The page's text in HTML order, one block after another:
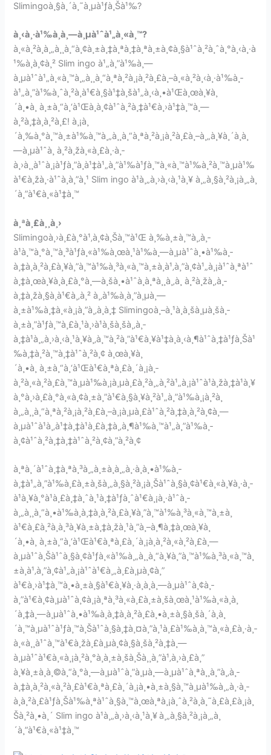
Slimingoà¸§à¸´à¸˜à¸µà¹ƒà¸Šà¹‰?
à¸‹à¸·à¹‰à¸­à¸—à¸µà¹ˆà¹„à¸«à¸™?
à¸«à¸²à¸à¸„à¸¸à¸“à¸¢à¸±à¸‡à¸ªà¸‡à¸ªà¸±à¸¢à¸§à¹ˆà¸²à¸ˆà¸°à¸‹à¸·à
¹‰à¸­à¸¢à¸² Slim ingo à¹„à¸”à¹‰à¸—
à¸µà¹ˆà¹„à¸«à¸™à¸„à¸¸à¸“à¸ªà¸²à¸¡à¸²à¸£à¸–à¸«à¸²à¸‹à¸·à¹‰à¸­
à¹„à¸”à¹‰à¸ˆà¸²à¸à¹€à¸§à¹‡à¸šà¹„à¸‹à¸•à¹Œà¸œà¸¥à¸
´à¸•à¸ à¸±à¸“à¸‘à¹Œà¸­à¸¢à¹ˆà¸²à¸‡à¹€à¸›à¹‡à¸™à¸—
à¸²à¸‡à¸à¸²à¸£! à¸¡à¸
´à¸‰à¸°à¸™à¸±à¹‰à¸™à¸„à¸¸à¸“à¸ªà¸²à¸¡à¸²à¸£à¸–à¸„à¸¥à¸´à¸à¸
—à¸µà¹ˆà¸ à¸²à¸žà¸«à¸£à¸·à¸­
à¸›à¸¸à¹ˆà¸¡à¹ƒà¸”à¸à¹‡à¹„à¸”à¹‰à¹ƒà¸™à¸«à¸™à¹‰à¸²à¸™à¸µà¹‰
à¹€à¸žà¸·à¹ˆà¸­à¸”à¸¹ Slim ingo à¹à¸„à¸›à¸‹à¸¹à¸¥ à¸„à¸§à¸²à¸¡à¸„à¸
´à¸”à¹€à¸«à¹‡à¸™
à¸ªà¸£à¸¸à¸›
Slimingoà¸›à¸£à¸°à¹‚à¸¢à¸Šà¸™à¹Œ à¸‰à¸±à¸™à¸‚à¸­
à¹à¸™à¸°à¸™à¸³à¹ƒà¸«à¹‰à¸œà¸¹à¹‰à¸—à¸µà¹ˆà¸•à¹‰à¸­
à¸‡à¸à¸²à¸£à¸¥à¸”à¸™à¹‰à¸³à¸«à¸™à¸±à¸à¹‚à¸”à¸¢à¹„à¸¡à¹ˆà¸ªà¹ˆ
à¸‡à¸œà¸¥à¸à¸£à¸°à¸—à¸šà¸•à¹ˆà¸­à¸ªà¸¸à¸‚à¸ à¸²à¸žà¸‚à¸­
à¸‡à¸žà¸§à¸à¹€à¸‚à¸² à¸‚à¹‰à¸­à¸”à¸µà¸—
à¸±à¹‰à¸‡à¸«à¸¡à¸”à¸‚à¸­à¸‡ Slimingoà¸–à¸¹à¸à¸šà¸µà¸šà¸­
à¸±à¸”à¹ƒà¸™à¸£à¸¹à¸›à¹à¸šà¸šà¸‚à¸­
à¸‡à¹à¸„à¸›à¸‹à¸¹à¸¥à¸‚à¸™à¸²à¸”à¹€à¸¥à¹‡à¸à¸‹à¸¶à¹ˆà¸‡à¹ƒà¸Šà¹
‰à¸‡à¸²à¸™à¸‡à¹ˆà¸²à¸¢ à¸œà¸¥à¸
´à¸•à¸ à¸±à¸“à¸‘à¹Œà¹€à¸ªà¸£à¸´à¸¡à¸­
à¸²à¸«à¸²à¸£à¸™à¸µà¹‰à¸¡à¸µà¸£à¸²à¸„à¸²à¹„à¸¡à¹ˆà¹à¸žà¸‡à¹à¸¥
à¸°à¸›à¸£à¸°à¸«à¸¢à¸±à¸”à¹€à¸§à¸¥à¸²à¹„à¸”à¹‰à¸¡à¸²à¸
à¸„à¸¸à¸“à¸ªà¸²à¸¡à¸²à¸£à¸–à¸¡à¸µà¸£à¹ˆà¸²à¸‡à¸à¸²à¸¢à¸—
à¸µà¹ˆà¹à¸‚à¹‡à¸‡à¹à¸£à¸‡à¸‚à¸¶à¹‰à¸™à¹„à¸”à¹‰à¸­
à¸¢à¹ˆà¸²à¸‡à¸‡à¹ˆà¸²à¸¢à¸”à¸²à¸¢
à¸ªà¸´à¹ˆà¸‡à¸ªà¸³à¸„à¸±à¸à¸„à¸·à¸­à¸•à¹‰à¸­
à¸‡à¹„à¸”à¹‰à¸£à¸±à¸šà¸„à¸§à¸²à¸¡à¸Šà¹ˆà¸§à¸¢à¹€à¸«à¸¥à¸·à¸­
à¹à¸¥à¸°à¹à¸£à¸‡à¸ˆà¸¹à¸‡à¹ƒà¸ˆà¹€à¸¡à¸·à¹ˆà¸­
à¸„à¸¸à¸“à¸•à¹‰à¸­à¸‡à¸à¸²à¸£à¸¥à¸”à¸™à¹‰à¸³à¸«à¸™à¸±à¸
à¹€à¸£à¸²à¸à¸³à¸¥à¸±à¸‡à¸žà¸¹à¸”à¸–à¸¶à¸‡à¸œà¸¥à¸
´à¸•à¸ à¸±à¸“à¸‘à¹Œà¹€à¸ªà¸£à¸´à¸¡à¸­à¸²à¸«à¸²à¸£à¸—
à¸µà¹ˆà¸Šà¹ˆà¸§à¸¢à¹ƒà¸«à¹‰à¸„à¸¸à¸“à¸¥à¸”à¸™à¹‰à¸³à¸«à¸™à¸
±à¸à¹‚à¸”à¸¢à¹„à¸¡à¹ˆà¹€à¸„à¸£à¸µà¸¢à¸”
à¹€à¸›à¹‡à¸™à¸•à¸±à¸§à¹€à¸¥à¸·à¸­à¸à¸—à¸µà¹ˆà¸¢à¸­
à¸”à¹€à¸¢à¸µà¹ˆà¸¢à¸¡à¸ªà¸³à¸«à¸£à¸±à¸šà¸œà¸¹à¹‰à¸«à¸à¸
´à¸‡à¸—à¸µà¹ˆà¸•à¹‰à¸­à¸‡à¸à¸²à¸£à¸•à¸±à¸§à¸šà¸´à¸à¸
´à¸™à¸µà¹ˆà¹ƒà¸™à¸Šà¹ˆà¸§à¸‡à¸¤à¸”à¸¹à¸£à¹‰à¸­à¸™à¸«à¸£à¸·à¸­
à¸«à¸¸à¹ˆà¸™à¹€à¸žà¸£à¸µà¸¢à¸§à¸šà¸²à¸‡à¸—
à¸µà¹ˆà¹€à¸«à¸¡à¸²à¸°à¸à¸±à¸šà¸Šà¸¸à¸”à¹‚à¸›à¸£à¸”
à¸¥à¸±à¸à¸©à¸“à¸°à¸—à¸µà¹ˆà¸”à¸µà¸—à¸µà¹ˆà¸ªà¸¸à¸”à¸‚à¸­
à¸‡à¸­à¸²à¸«à¸²à¸£à¹€à¸ªà¸£à¸´à¸¡à¸•à¸±à¸§à¸™à¸µà¹‰à¸„à¸·à¸­
à¸à¸²à¸£à¹ƒà¸Šà¹‰à¸ªà¹ˆà¸§à¸™à¸œà¸ªà¸¡à¸ˆà¸²à¸à¸˜à¸£à¸£à¸¡à¸
Šà¸²à¸•à¸´ Slim ingo à¹à¸„à¸›à¸‹à¸¹à¸¥à¸„à¸§à¸²à¸¡à¸„à¸
´à¸”à¹€à¸«à¹‡à¸™